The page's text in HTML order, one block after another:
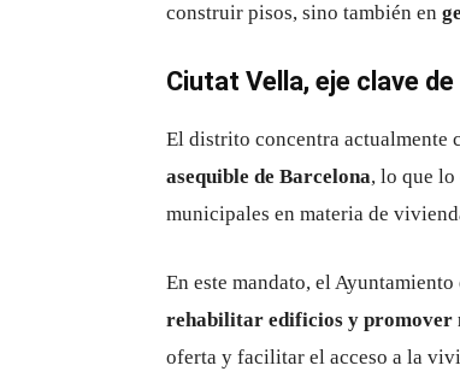
construir pisos, sino también en
Ciutat Vella, eje clave
El distrito concentra actualmente
asequible de Barcelona, lo que
municipales en materia de
En este mandato, el
rehabilitar edificios y promover
oferta y facilitar el acceso a la